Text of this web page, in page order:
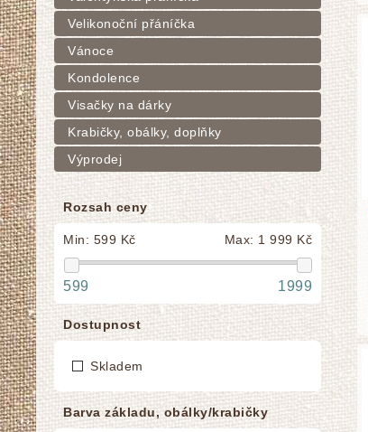
Velikonoční přáníčka
Vánoce
Kondolence
Visačky na dárky
Krabičky, obálky, doplňky
Výprodej
Rozsah ceny
Min: 599 Kč Max: 1 999 Kč
599 1999
Dostupnost
Skladem
Barva základu, obálky/krabičky